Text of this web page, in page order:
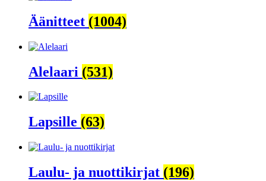
Äänitteet (1004)
Alelaari (531)
Lapsille (63)
Laulu- ja nuottikirjat (196)